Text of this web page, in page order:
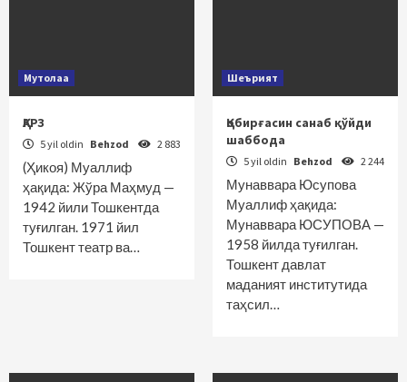
Мутолаа
ҚАРЗ
5 yil oldin Behzod 2 883
(Ҳикоя) Муаллиф
ҳақида: Жўра Маҳмуд —
1942 йили Тошкентда
туғилган. 1971 йил
Тошкент театр ва…
Шеърият
Қобирғасин санаб қўйди
шаббода
5 yil oldin Behzod 2 244
Мунаввара Юсупова
Муаллиф ҳақида:
Мунаввара ЮСУПОВА —
1958 йилда туғилган.
Тошкент давлат
маданият институтида
таҳсил…